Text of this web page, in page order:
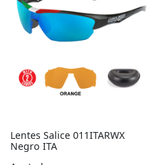
Lentes Salice 011ITARWX
Negro ITA